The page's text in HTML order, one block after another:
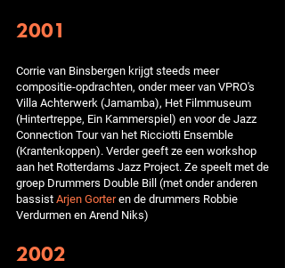
2001
Corrie van Binsbergen krijgt steeds meer
compositie-opdrachten, onder meer van VPRO's
Villa Achterwerk (Jamamba), Het Filmmuseum
(Hintertreppe, Ein Kammerspiel) en voor de Jazz
Connection Tour van het Ricciotti Ensemble
(Krantenkoppen). Verder geeft ze een workshop
aan het Rotterdams Jazz Project. Ze speelt met de
groep Drummers Double Bill (met onder anderen
bassistArjen Gorteren de drummers Robbie
Verdurmen en Arend Niks)
2002